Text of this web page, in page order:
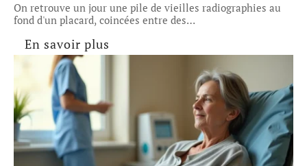
On retrouve un jour une pile de vieilles radiographies au
fond d'un placard, coincées entre des…
En savoir plus